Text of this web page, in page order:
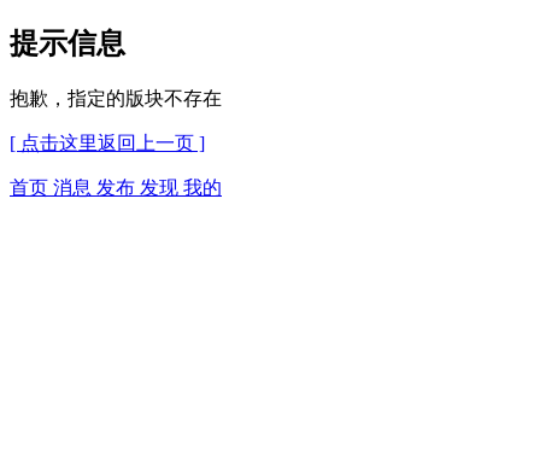
提示信息
抱歉，指定的版块不存在
[ 点击这里返回上一页 ]
首页 消息 发布 发现 我的